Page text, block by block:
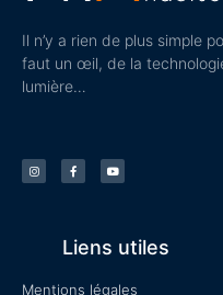
Il n’y a rien de plus simple
faut un œil, de la
lumière…
Liens utiles
Mentions légales